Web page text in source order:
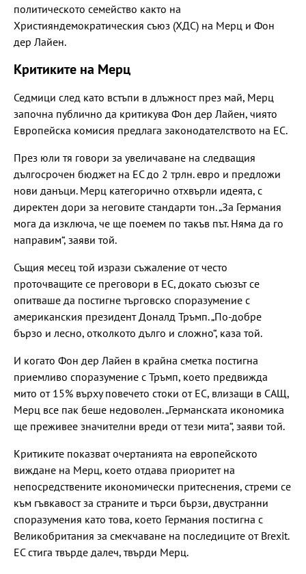
политическото семейство както на
Християндемократическия съюз (ХДС) на Мерц и Фон
дер Лайен.
Критиките на Мерц
Седмици след като встъпи в длъжност през май, Мерц
започна публично да критикува Фон дер Лайен, чиято
Европейска комисия предлага законодателството на ЕС.
През юли тя говори за увеличаване на следващия
дългосрочен бюджет на ЕС до 2 трлн. евро и предложи
нови данъци. Мерц категорично отхвърли идеята, с
директен дори за неговите стандарти тон. „За Германия
мога да изключа, че ще поемем по такъв път. Няма да го
направим“, заяви той.
Същия месец той изрази съжаление от често
проточващите се преговори в ЕС, докато съюзът се
опитваше да постигне търговско споразумение с
американския президент Доналд Тръмп. „По-добре
бързо и лесно, отколкото дълго и сложно“, каза той.
И когато Фон дер Лайен в крайна сметка постигна
приемливо споразумение с Тръмп, което предвижда
мито от 15% върху повечето стоки от ЕС, влизащи в САЩ,
Мерц все пак беше недоволен. „Германската икономика
ще преживее значителни вреди от тези мита“, заяви той.
Критиките показват очертанията на европейското
виждане на Мерц, което отдава приоритет на
непосредствените икономически притеснения, стреми се
към гъвкавост за страните и търси бързи, двустранни
споразумения като това, което Германия постигна с
Великобритания за смекчаване на последиците от Brexit.
ЕС стига твърде далеч, твърди Мерц.